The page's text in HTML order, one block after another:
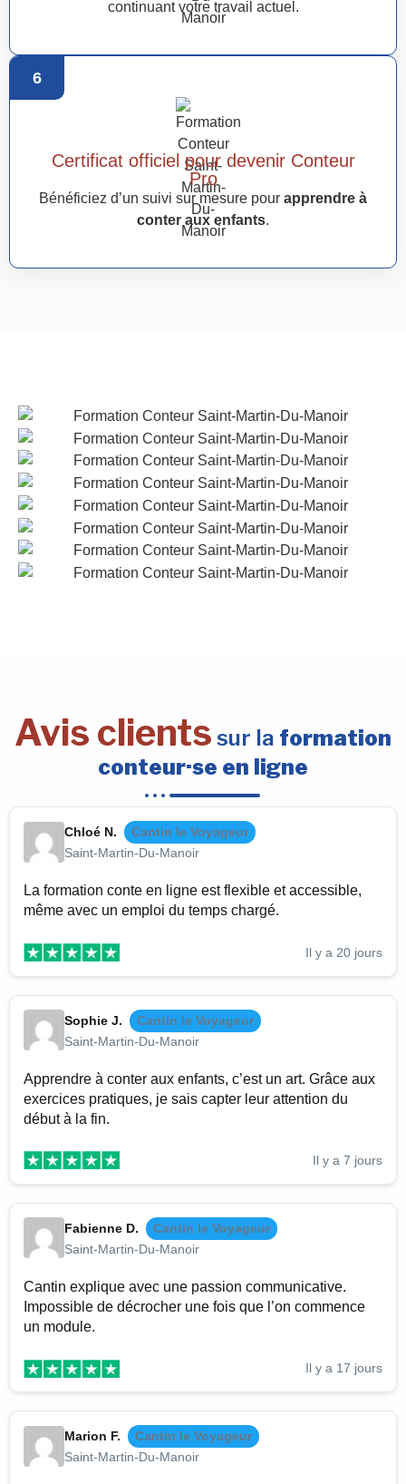
continuant votre travail actuel.
6
Certificat officiel pour devenir Conteur
Pro
Bénéficiez d’un suivi sur mesure pour apprendre à
conter aux enfants.
Avis clients sur la formation
conteur·se en ligne
Chloé N.
Cantin le Voyageur
Saint-Martin-Du-Manoir
La formation conte en ligne est flexible et accessible,
même avec un emploi du temps chargé.
Il y a 20 jours
Sophie J.
Cantin le Voyageur
Saint-Martin-Du-Manoir
Apprendre à conter aux enfants, c’est un art. Grâce aux
exercices pratiques, je sais capter leur attention du
début à la fin.
Il y a 7 jours
Fabienne D.
Cantin le Voyageur
Saint-Martin-Du-Manoir
Cantin explique avec une passion communicative.
Impossible de décrocher une fois que l’on commence
un module.
Il y a 17 jours
Marion F.
Cantin le Voyageur
Saint-Martin-Du-Manoir